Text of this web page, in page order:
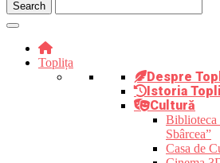
Toplița
Despre
Istoria
Cultură
Biblioteca
Sbârcea”
Casa de